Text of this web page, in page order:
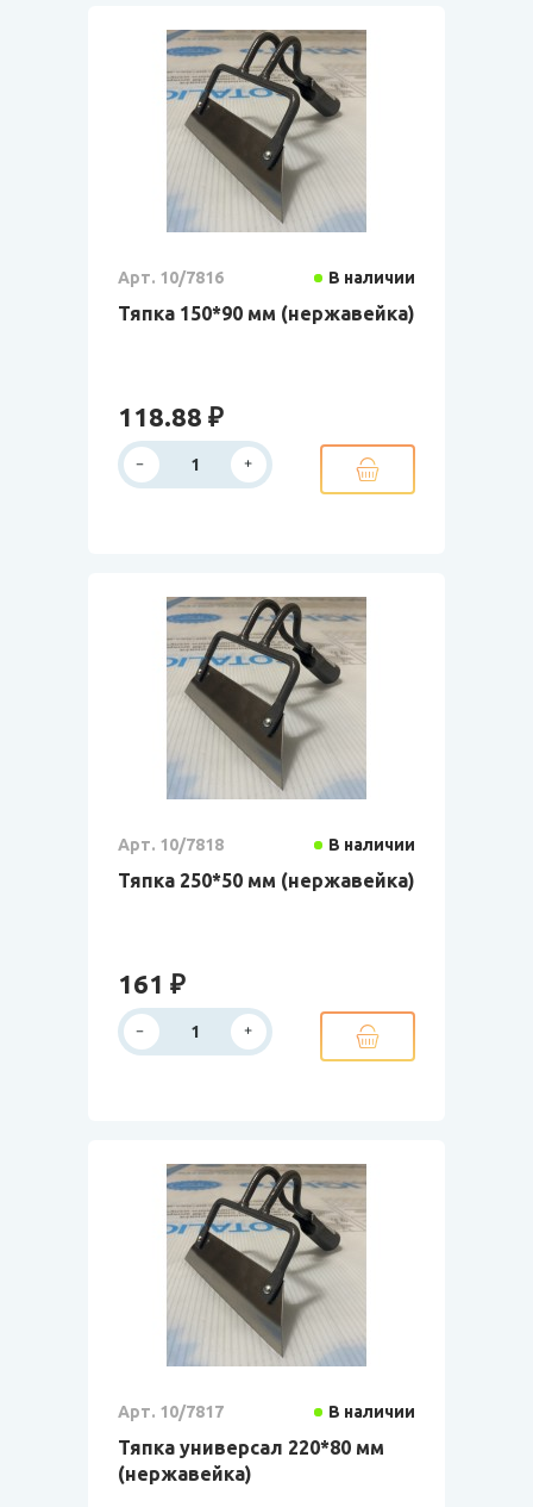
Арт. 10/7816 В наличии
Тяпка 150*90 мм (нержавейка)
118.88 ₽
Арт. 10/7818 В наличии
Тяпка 250*50 мм (нержавейка)
161 ₽
Арт. 10/7817 В наличии
Тяпка универсал 220*80 мм
(нержавейка)